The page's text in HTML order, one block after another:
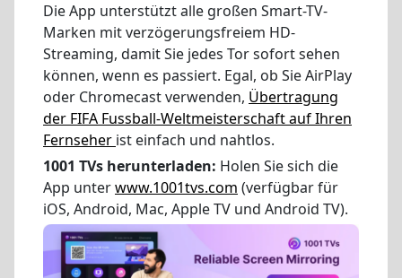
Die App unterstützt alle großen Smart-TV-
Marken mit verzögerungsfreiem HD-
Streaming, damit Sie jedes Tor sofort sehen
können, wenn es passiert. Egal, ob Sie AirPlay
oder Chromecast verwenden, Übertragung
der FIFA Fussball-Weltmeisterschaft auf Ihren
Fernseher ist einfach und nahtlos.
1001 TVs herunterladen: Holen Sie sich die
App unterwww.1001tvs.com (verfügbar für
iOS, Android, Mac, Apple TV und Android TV).